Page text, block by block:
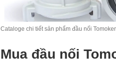
Cataloge chi tiết sản phẩm đầu nối
Mua đầu nối